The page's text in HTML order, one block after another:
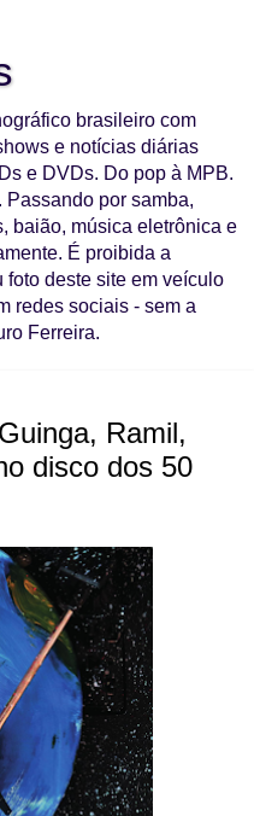
brasileiro com
e notícias diárias
e DVDs. Do pop à MPB.
Passando por samba,
baião, música eletrônica e
É proibida a
foto deste site em veículo
redes sociais - sem a
Ferreira.
Ramil,
disco dos 50